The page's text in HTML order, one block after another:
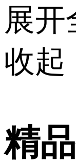
展开
收起
精